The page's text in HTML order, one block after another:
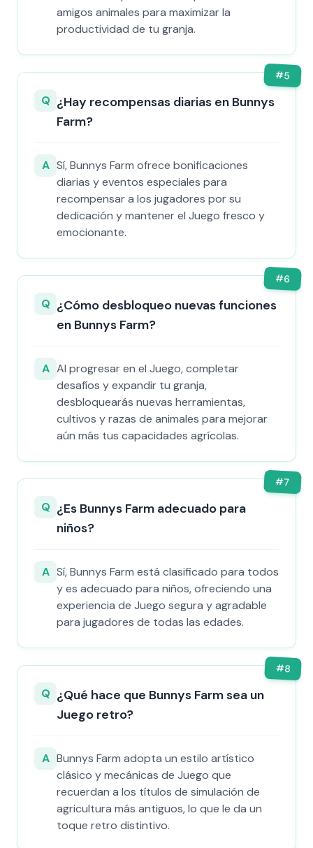
amigos animales para maximizar la
productividad de tu granja.
#5
Q ¿Hay recompensas diarias en Bunnys
Farm?
A Sí, Bunnys Farm ofrece bonificaciones
diarias y eventos especiales para
recompensar a los jugadores por su
dedicación y mantener el Juego fresco y
emocionante.
#6
Q ¿Cómo desbloqueo nuevas funciones
en Bunnys Farm?
A Al progresar en el Juego, completar
desafíos y expandir tu granja,
desbloquearás nuevas herramientas,
cultivos y razas de animales para mejorar
aún más tus capacidades agrícolas.
#7
Q ¿Es Bunnys Farm adecuado para
niños?
A Sí, Bunnys Farm está clasificado para todos
y es adecuado para niños, ofreciendo una
experiencia de Juego segura y agradable
para jugadores de todas las edades.
#8
Q ¿Qué hace que Bunnys Farm sea un
Juego retro?
A Bunnys Farm adopta un estilo artístico
clásico y mecánicas de Juego que
recuerdan a los títulos de simulación de
agricultura más antiguos, lo que le da un
toque retro distintivo.